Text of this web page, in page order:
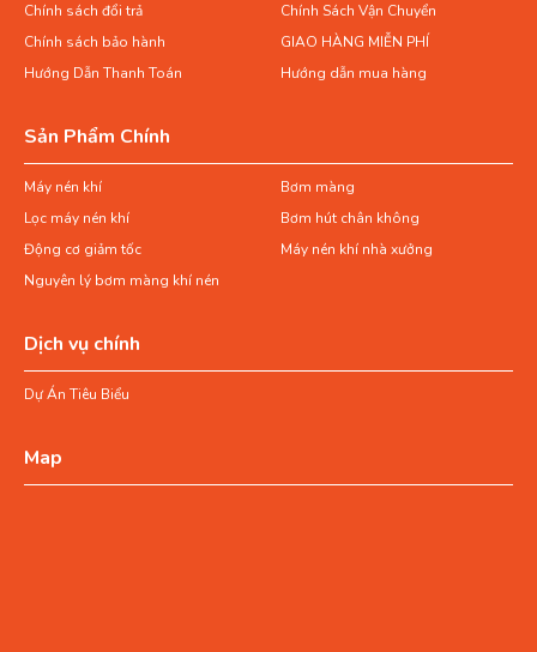
Chính sách đổi trả
Chính Sách Vận Chuyển
Chính sách bảo hành
GIAO HÀNG MIỄN PHÍ
Hướng Dẫn Thanh Toán
Hướng dẫn mua hàng
Sản Phẩm Chính
Máy nén khí
Bơm màng
Lọc máy nén khí
Bơm hút chân không
Động cơ giảm tốc
Máy nén khí nhà xưởng
Nguyên lý bơm màng khí nén
Dịch vụ chính
Dự Án Tiêu Biểu
Map